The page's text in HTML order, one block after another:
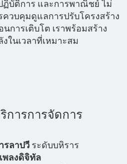
ฏิบัติการ และการพาณิชย์ ไม่
ควบคุมดูแลการปรับโครงสร้าง
การเติบโต เราพร้อมสร้าง
ในเวลาที่เหมาะสม
การการจัดการ
รลาปวี ระดับบหิราร
พลงดิจิทัล